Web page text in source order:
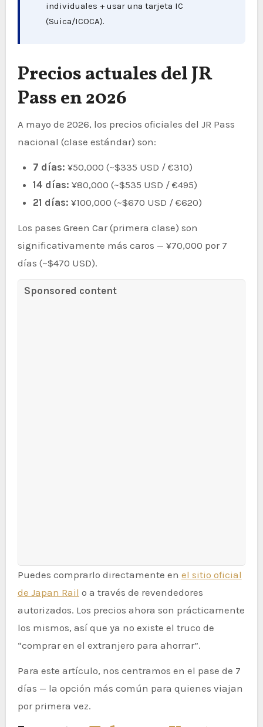
individuales + usar una tarjeta IC
(Suica/ICOCA).
Precios actuales del JR
Pass en 2026
A mayo de 2026, los precios oficiales del JR Pass
nacional (clase estándar) son:
7 días: ¥50,000 (~$335 USD / €310)
14 días: ¥80,000 (~$535 USD / €495)
21 días: ¥100,000 (~$670 USD / €620)
Los pases Green Car (primera clase) son
significativamente más caros — ¥70,000 por 7
días (~$470 USD).
Sponsored content
Puedes comprarlo directamente en el sitio oficial
de Japan Rail o a través de revendedores
autorizados. Los precios ahora son prácticamente
los mismos, así que ya no existe el truco de
“comprar en el extranjero para ahorrar”.
Para este artículo, nos centramos en el pase de 7
días — la opción más común para quienes viajan
por primera vez.